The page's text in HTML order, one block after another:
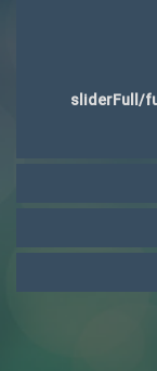
sliderFull/